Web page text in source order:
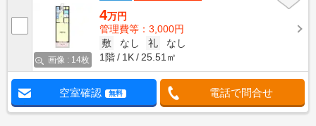
画像 : 14枚
4万円
管理費等：3,000円
敷
なし 礼
なし
1階
1K 25.51㎡
空室確認 無料 電話で問合せ